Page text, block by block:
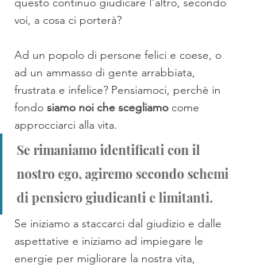
voi, a cosa ci porterà?
Ad un popolo di persone felici e coese, o
ad un ammasso di gente arrabbiata,
frustrata e infelice? Pensiamoci, perchè in
fondo siamo noi che scegliamo come
approcciarci alla vita.
Se rimaniamo identificati con il
nostro ego, agiremo secondo schemi
di pensiero giudicanti e limitanti.
Se iniziamo a staccarci dal giudizio e dalle
aspettative e iniziamo ad impiegare le
energie per migliorare la nostra vita,